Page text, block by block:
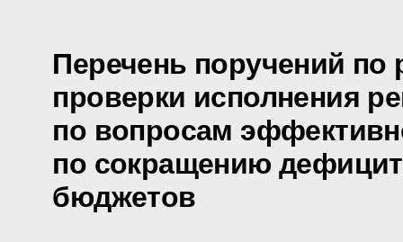
Перечень поручений по
проверки исполнения
по вопросам
по сокращению
бюджетов